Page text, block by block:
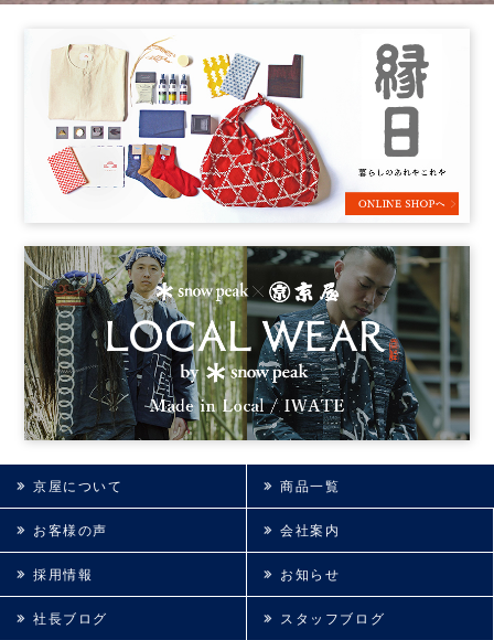
京屋について 商品一覧
お客様の声 会社案内
採用情報 お知らせ
社長ブログ スタッフブログ